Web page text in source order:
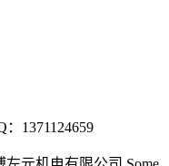
1371124659